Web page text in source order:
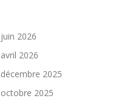
juin 2026
avril 2026
décembre 2025
octobre 2025